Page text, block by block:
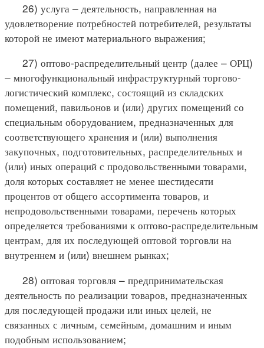
26) услуга – деятельность, направленная на
удовлетворение потребностей потребителей, результаты
которой не имеют материального выражения;
27) оптово-распределительный центр (далее – ОРЦ)
– многофункциональный инфраструктурный торгово-
логистический комплекс, состоящий из складских
помещений, павильонов и (или) других помещений со
специальным оборудованием, предназначенных для
соответствующего хранения и (или) выполнения
закупочных, подготовительных, распределительных и
(или) иных операций с продовольственными товарами,
доля которых составляет не менее шестидесяти
процентов от общего ассортимента товаров, и
непродовольственными товарами, перечень которых
определяется требованиями к оптово-распределительным
центрам, для их последующей оптовой торговли на
внутреннем и (или) внешнем рынках;
28) оптовая торговля – предпринимательская
деятельность по реализации товаров, предназначенных
для последующей продажи или иных целей, не
связанных с личным, семейным, домашним и иным
подобным использованием;